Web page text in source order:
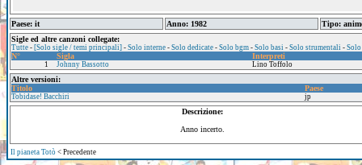
Paese: it Anno: 1982
Tipo:
Sigle ed altre canzoni collegate:
Tutte - [Solo sigle / temi principali] - Solo interne - Solo dedicate - Solo bgm - Solo basi - Solo strumentali - Solo
N° Sigla Interpreti
1 Johnny Bassotto Lino Toffolo
Altre versioni:
Titolo
Paese
Tobidase! Bacchiri jp
Descrizione:
Anno incerto.
Il pianeta Totò < Precedente